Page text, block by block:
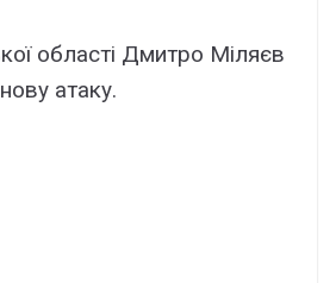
області Дмитро Міляєв
атаку.